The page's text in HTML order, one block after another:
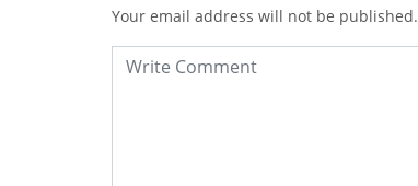
Your email address will not be published.